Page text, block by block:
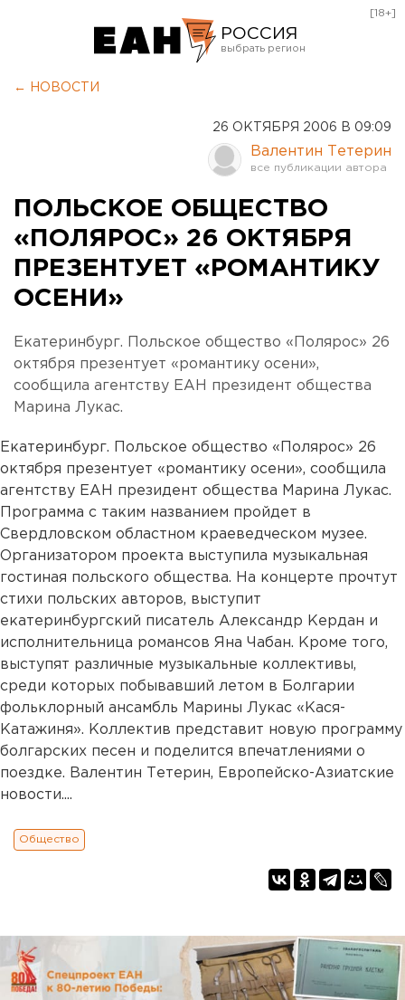
РОССИЯ
Курган
Оренбург
[18+]
← НОВОСТИ
26 ОКТЯБРЯ 2006 В 09:09
Валентин Тетерин
ПОЛЬСКОЕ ОБЩЕСТВО
«ПОЛЯРОС» 26 ОКТЯБРЯ
ПРЕЗЕНТУЕТ «РОМАНТИКУ
ОСЕНИ»
Екатеринбург. Польское общество «Полярос» 26
октября презентует «романтику осени»,
сообщила агентству ЕАН президент общества
Марина Лукас.
Екатеринбург. Польское общество «Полярос» 26
октября презентует «романтику осени», сообщила
агентству ЕАН президент общества Марина Лукас.
Программа с таким названием пройдет в
Свердловском областном краеведческом музее.
Организатором проекта выступила музыкальная
гостиная польского общества. На концерте прочтут
стихи польских авторов, выступит
екатеринбургский писатель Александр Кердан и
исполнительница романсов Яна Чабан. Кроме того,
выступят различные музыкальные коллективы,
среди которых побывавший летом в Болгарии
фольклорный ансамбль Марины Лукас «Кася-
Катажиня». Коллектив представит новую программу
болгарских песен и поделится впечатлениями о
поездке. Валентин Тетерин, Европейско-Азиатские
новости....
Общество